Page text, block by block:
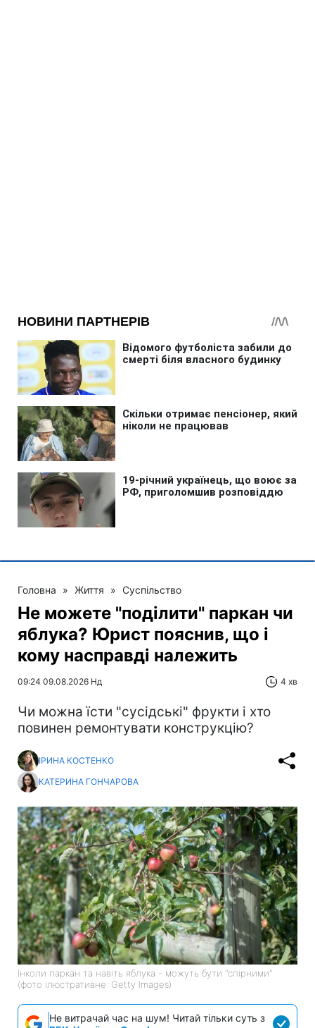
Головна » Життя » Суспільство
Не можете "поділити" паркан чи
яблука? Юрист пояснив, що і
кому насправді належить
09:24 09.08.2026 Нд 4 хв
Чи можна їсти "сусідські" фрукти і хто
повинен ремонтувати конструкцію?
ІРИНА КОСТЕНКО
КАТЕРИНА ГОНЧАРОВА
Інколи паркан та навіть яблука - можуть бути "спірними"
(фото ілюстративне: Getty Images)
Не витрачай час на шум! Читай тільки суть з